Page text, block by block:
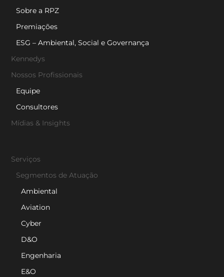
Sobre a RPZ
Premiações
ESG – Ambiental, Social e Governança
Kennedys
Nossos Profissionais
Equipe
Consultores
Mídias & Insights
Serviços
Segmentos de Atuação
Ambiental
Aviation
Cyber
D&O
Engenharia
E&O